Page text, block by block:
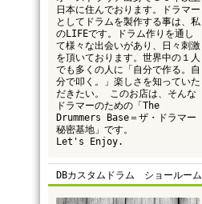
日本に住んでおります。ドラマー
としてドラムを製作する事は、私
のLIFEです。ドラム作りを通し
て様々な出会いがあり、日々刺激
を頂いております。世界中の１人
でも多くの人に「自分で作る。自
分で叩く。」楽しさを知っていた
だきたい。 このお店は、そんな
ドラマーのための「The
Drummers Base＝ザ・ドラマー
秘密基地」です。
Let's Enjoy.
DBカスタムドラム ショールーム